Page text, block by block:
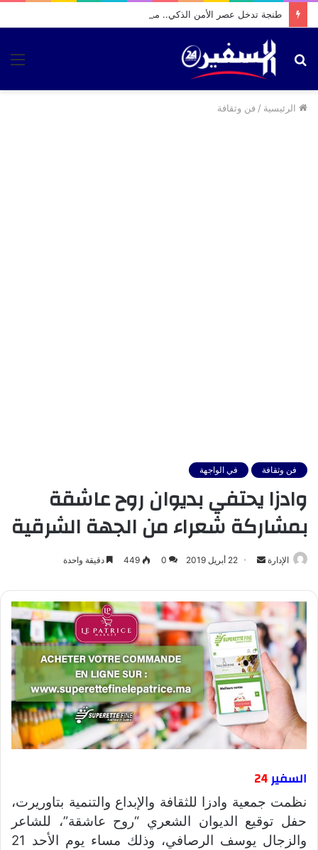
بحث
الرئيسية / فن وثقافة
فن وثقافة في الواجهة
وادزا يحتفي بديوان روح عاشقة
بمشاركة شعراء من الجهة الشرقية
الإدارة
أرسل
إلكترونيا
22 أبريل 2019 0
449 دقيقة واحدة
السفير24
نظمت جمعية وادزا للثقافة والإبداع والتنمية بتاوريرت،
حفل توقيع الديوان الشعري “روح عاشقة”، للشاعر
والزجال يوسف الرصافي، وذلك مساء يوم الأحد 21